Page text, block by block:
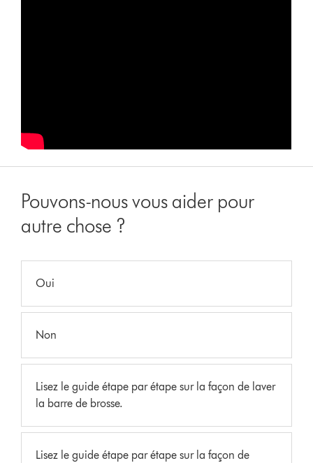
Pouvons-nous vous aider pour
autre chose ?
Oui
Non
Lisez le guide étape par étape sur la façon de laver
la barre de brosse.
Lisez le guide étape par étape sur la façon de